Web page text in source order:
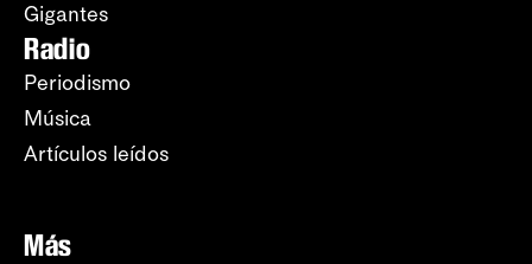
Gigantes
Radio
Periodismo
Música
Artículos leídos
Más